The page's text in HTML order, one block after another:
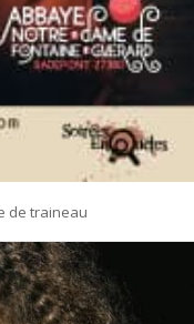
de traineau